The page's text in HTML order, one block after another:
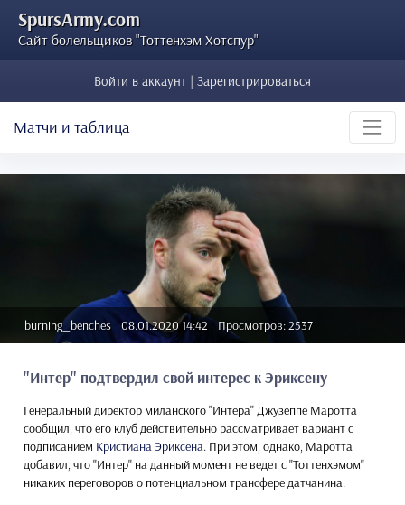
SpursArmy.com
Сайт болельщиков "Тоттенхэм Хотспур"
Войти в аккаунт | Зарегистрироваться
Матчи и таблица
burning_benches 08.01.2020 14:42 Просмотров: 2537
"Интер" подтвердил свой интерес к Эриксену
Генеральный директор миланского "Интера" Джузеппе Маротта
сообщил, что его клуб действительно рассматривает вариант с
подписанием Кристиана Эриксена. При этом, однако, Маротта
добавил, что "Интер" на данный момент не ведет с "Тоттенхэмом"
никаких переговоров о потенциальном трансфере датчанина.